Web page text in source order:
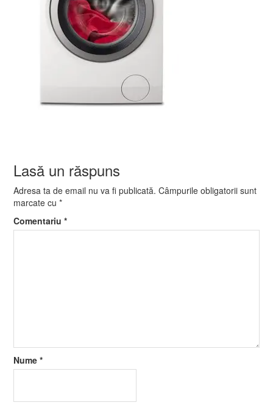
Lasă un răspuns
Adresa ta de email nu va fi publicată. Câmpurile obligatorii sunt
marcate cu*
Comentariu*
Nume*